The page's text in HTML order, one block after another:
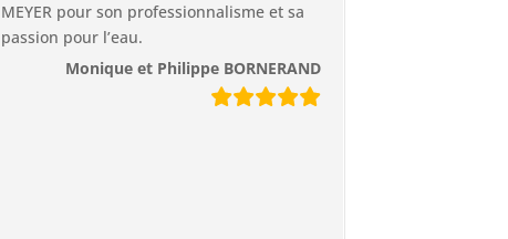
MEYER pour son professionnalisme et sa
passion pour l’eau.
Monique et Philippe BORNERAND